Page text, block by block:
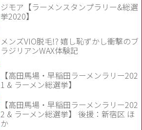
ジモア【ラーメンスタンプラリー&総選
挙2020】
メンズVIO脱毛!? 嬉し恥ずかし衝撃のブ
ラジリアンWAX体験記
【高田馬場・早稲田ラーメンラリー202
1 & ラーメン総選挙】
【高田馬場・早稲田ラーメンラリー202
2 & ラーメン総選挙】 後援：新宿区 ほ
か